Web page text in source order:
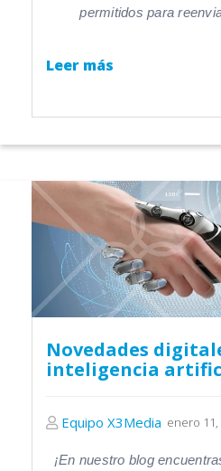
permitidos para
Leer más
Novedades
inteligencia
Equipo X3Media enero 11,
¡En nuestro blog